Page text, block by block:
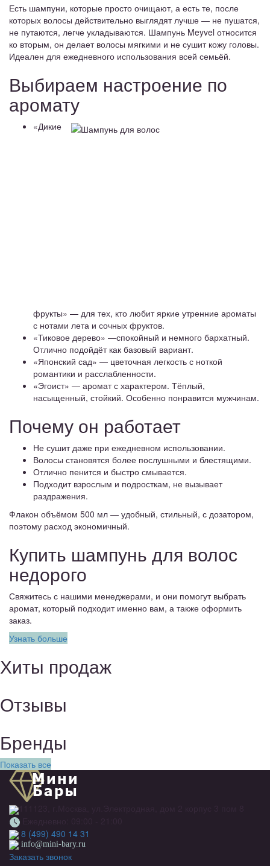
Есть шампуни, которые просто очищают, а есть те, после
которых волосы действительно выглядят лучше — не пушатся,
не путаются, легче укладываются. Шампунь Meyvel относится
ко вторым, он делает волосы мягкими и не сушит кожу головы.
Идеален для ежедневного использования всей семьёй.
Выбираем настроение по
аромату
«Дикие
фрукты» — для тех, кто любит яркие утренние ароматы
с нотами лета и сочных фруктов.
«Тиковое дерево» —спокойный и немного бархатный.
Отлично подойдёт как базовый вариант.
«Японский сад» — цветочная легкость с ноткой
романтики и расслабленности.
«Эгоист» — аромат с характером. Тёплый,
насыщенный, стойкий. Особенно понравится мужчинам.
Почему он работает
Не сушит даже при ежедневном использовании.
Волосы становятся более послушными и блестящими.
Отлично пенится и быстро смывается.
Подходит взрослым и подросткам, не вызывает
раздражения.
Флакон объёмом 500 мл — удобный, стильный, с дозатором,
поэтому расход экономичный.
Купить шампунь для волос
недорого
Свяжитесь с нашими менеджерами, и они помогут выбрать
аромат, который подходит именно вам, а также оформить
заказ.
Узнать больше
Хиты продаж
Отзывы
Бренды
Показать все
8 (499) 490 14 31
info@mini-bary.ru
Заказать звонок